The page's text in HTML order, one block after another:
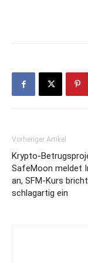
Vorheriger Artikel
Krypto-
SafeMoon meldet
an, SFM-Kurs bricht
schlagartig ein